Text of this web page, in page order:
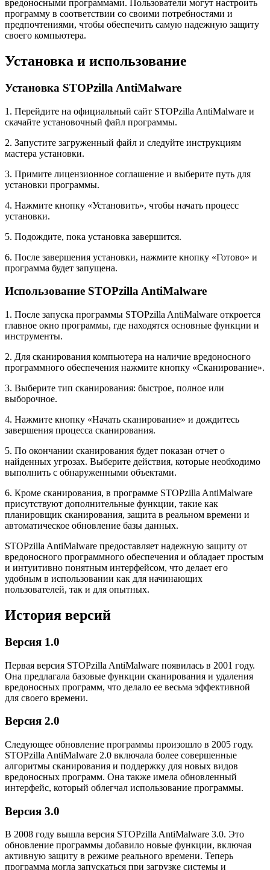
вредоносными программами. Пользователи могут настроить
программу в соответствии со своими потребностями и
предпочтениями, чтобы обеспечить самую надежную защиту
своего компьютера.
Установка и использование
Установка STOPzilla AntiMalware
1. Перейдите на официальный сайт STOPzilla AntiMalware и
скачайте установочный файл программы.
2. Запустите загруженный файл и следуйте инструкциям
мастера установки.
3. Примите лицензионное соглашение и выберите путь для
установки программы.
4. Нажмите кнопку «Установить», чтобы начать процесс
установки.
5. Подождите, пока установка завершится.
6. После завершения установки, нажмите кнопку «Готово» и
программа будет запущена.
Использование STOPzilla AntiMalware
1. После запуска программы STOPzilla AntiMalware откроется
главное окно программы, где находятся основные функции и
инструменты.
2. Для сканирования компьютера на наличие вредоносного
программного обеспечения нажмите кнопку «Сканирование».
3. Выберите тип сканирования: быстрое, полное или
выборочное.
4. Нажмите кнопку «Начать сканирование» и дождитесь
завершения процесса сканирования.
5. По окончании сканирования будет показан отчет о
найденных угрозах. Выберите действия, которые необходимо
выполнить с обнаруженными объектами.
6. Кроме сканирования, в программе STOPzilla AntiMalware
присутствуют дополнительные функции, такие как
планировщик сканирования, защита в реальном времени и
автоматическое обновление базы данных.
STOPzilla AntiMalware предоставляет надежную защиту от
вредоносного программного обеспечения и обладает простым
и интуитивно понятным интерфейсом, что делает его
удобным в использовании как для начинающих
пользователей, так и для опытных.
История версий
Версия 1.0
Первая версия STOPzilla AntiMalware появилась в 2001 году.
Она предлагала базовые функции сканирования и удаления
вредоносных программ, что делало ее весьма эффективной
для своего времени.
Версия 2.0
Следующее обновление программы произошло в 2005 году.
STOPzilla AntiMalware 2.0 включала более совершенные
алгоритмы сканирования и поддержку для новых видов
вредоносных программ. Она также имела обновленный
интерфейс, который облегчал использование программы.
Версия 3.0
В 2008 году вышла версия STOPzilla AntiMalware 3.0. Это
обновление программы добавило новые функции, включая
активную защиту в режиме реального времени. Теперь
программа могла запускаться при загрузке системы и